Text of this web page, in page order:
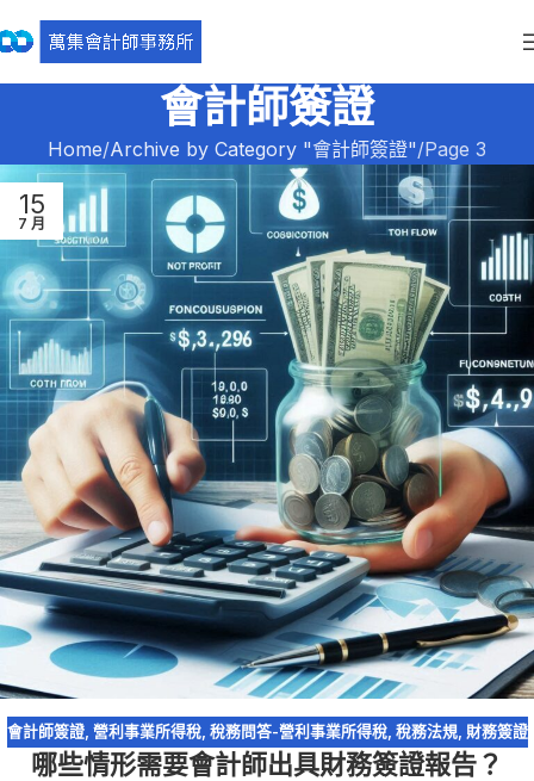
會計師簽證
Home Archive by Category "會計師簽證" Page 3
15
7 月
會計師簽證, 營利事業所得稅, 稅務問答-營利事業所得稅, 稅務法規, 財務簽證
哪些情形需要會計師出具財務簽證報告？